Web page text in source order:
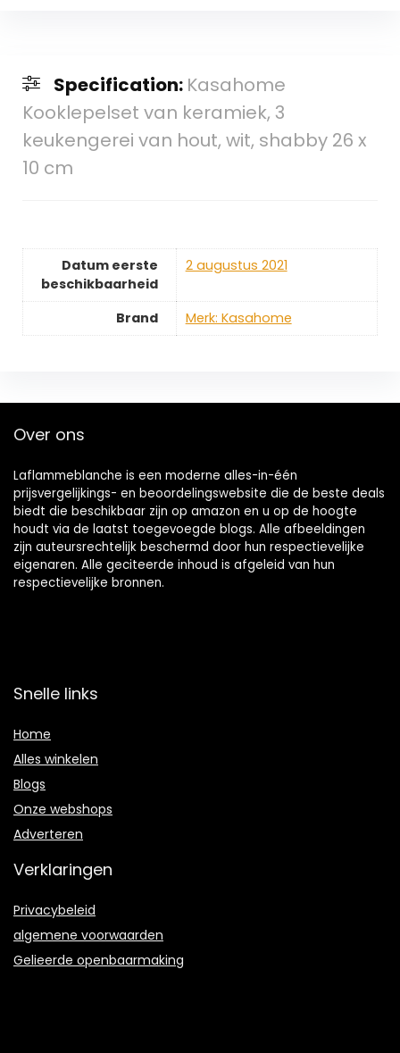
Specification: Kasahome
Kooklepelset van keramiek, 3
keukengerei van hout, wit, shabby 26 x
10 cm
Datum eerste
beschikbaarheid
2 augustus 2021
Brand Merk: Kasahome
Over ons
Laflammeblanche is een moderne alles-in-één
prijsvergelijkings- en beoordelingswebsite die de beste deals
biedt die beschikbaar zijn op amazon en u op de hoogte
houdt via de laatst toegevoegde blogs. Alle afbeeldingen
zijn auteursrechtelijk beschermd door hun respectievelijke
eigenaren. Alle geciteerde inhoud is afgeleid van hun
respectievelijke bronnen.
Snelle links
Home
Alles winkelen
Blogs
Onze webshops
Adverteren
Verklaringen
Privacybeleid
algemene voorwaarden
Gelieerde openbaarmaking